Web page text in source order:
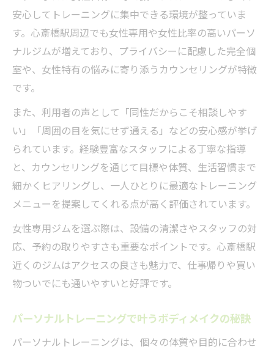
安心してトレーニングに集中できる環境が整っていま
す。心斎橋駅周辺でも女性専用や女性比率の高いパーソ
ナルジムが増えており、プライバシーに配慮した完全個
室や、女性特有の悩みに寄り添うカウンセリングが特徴
です。
また、利用者の声として「同性だからこそ相談しやす
い」「周囲の目を気にせず通える」などの安心感が挙げ
られています。経験豊富なスタッフによる丁寧な指導
と、カウンセリングを通じて目標や体質、生活習慣まで
細かくヒアリングし、一人ひとりに最適なトレーニング
メニューを提案してくれる点が高く評価されています。
女性専用ジムを選ぶ際は、設備の清潔さやスタッフの対
応、予約の取りやすさも重要なポイントです。心斎橋駅
近くのジムはアクセスの良さも魅力で、仕事帰りや買い
物ついでにも通いやすいと好評です。
パーソナルトレーニングで叶うボディメイクの秘訣
パーソナルトレーニングは、個々の体質や目的に合わせ